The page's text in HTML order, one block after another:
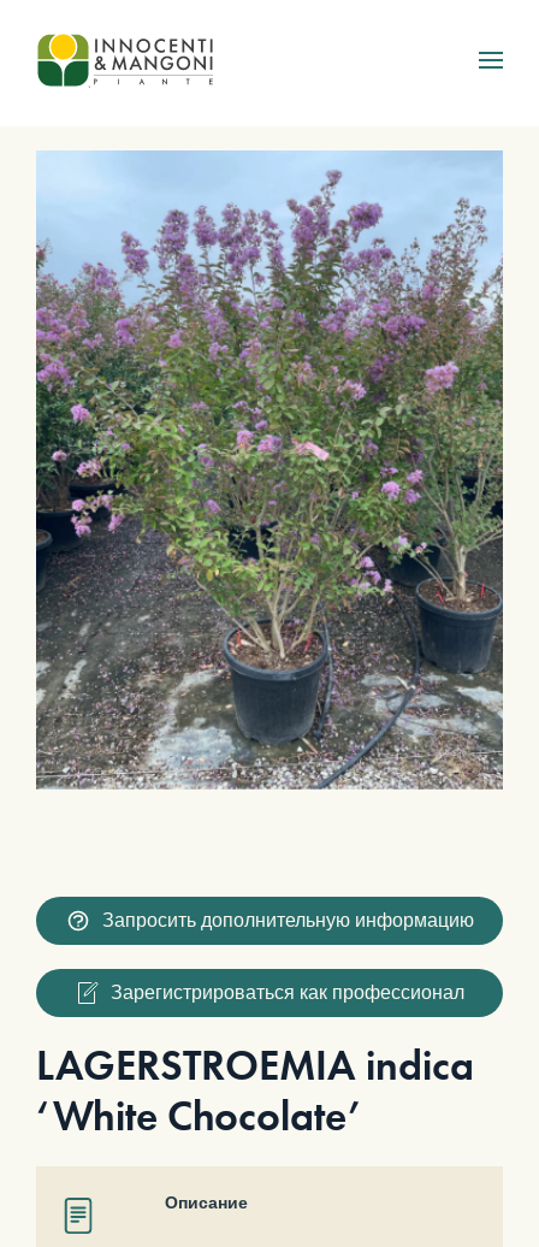
Skip to main content
Запросить дополнительную информацию
Зарегистрироваться как профессионал
LAGERSTROEMIA indica
‘White Chocolate’
Описание